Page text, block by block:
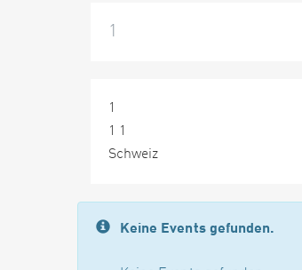
1
1
1 1
Schweiz
Keine Events gefunden.